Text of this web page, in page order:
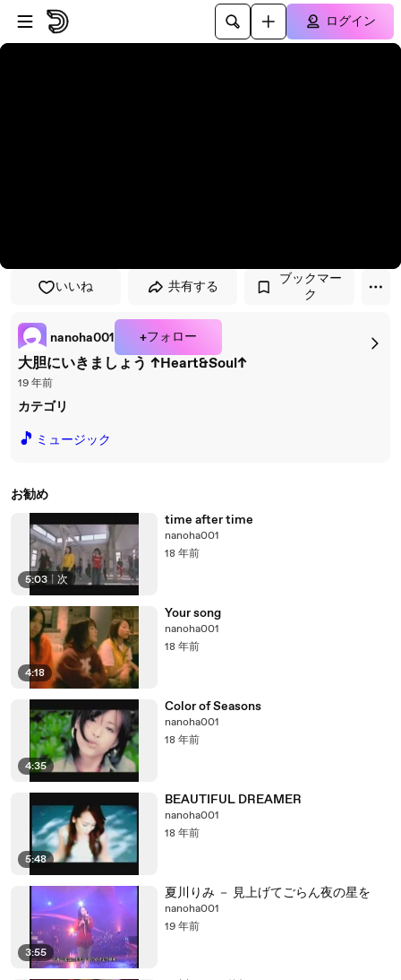
プレイヤーにスキップ
メインコンテンツにスキップ
ログイン
いいね 共有する
ブックマー
ク
nanoha001 +フォロー
大胆にいきましょう ↑Heart&Soul↑
19 年前
カテゴリ
🎵 ミュージック
お勧め
5:03 | 次
time after time
nanoha001
18 年前
4:18
Your song
nanoha001
18 年前
4:35
Color of Seasons
nanoha001
18 年前
5:48
BEAUTIFUL DREAMER
nanoha001
18 年前
3:55
夏川りみ － 見上げてごらん夜の星を
nanoha001
19 年前